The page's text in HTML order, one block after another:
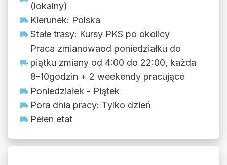
(lokalny)
Kierunek: Polska
Stałe trasy: Kursy PKS po okolicy
Praca zmianowaod poniedziałku do
piątku zmiany od 4:00 do 22:00, każda
8-10godzin + 2 weekendy pracujące
Poniedziałek - Piątek
Pora dnia pracy: Tylko dzień
Pełen etat